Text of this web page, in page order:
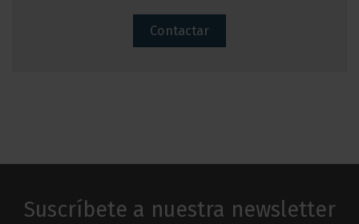
Contactar
Suscríbete a nuestra newsletter